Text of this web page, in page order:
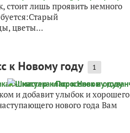
стоит лишь проявить немного
цветы...
к Новому году 1
и добавит улыбок и хорошего
нового года Вам